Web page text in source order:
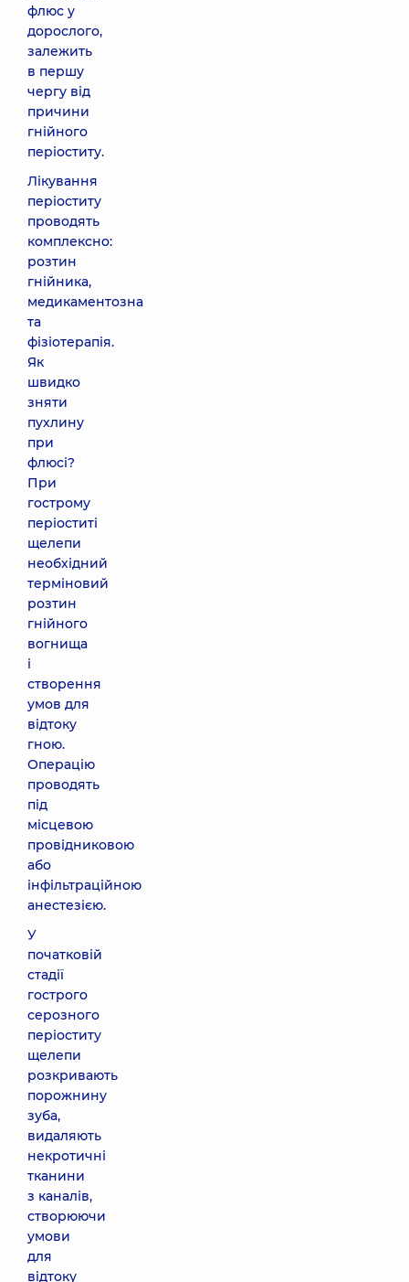
флюс у
дорослого,
залежить
в першу
чергу від
причини
гнійного
періоститу.
Лікування
періоститу
проводять
комплексно:
розтин
гнійника,
медикаментозна
та
фізіотерапія.
Як
швидко
зняти
пухлину
при
флюсі?
При
гострому
періоститі
щелепи
необхідний
терміновий
розтин
гнійного
вогнища
і
створення
умов для
відтоку
гною.
Операцію
проводять
під
місцевою
провідниковою
або
інфільтраційною
анестезією.
У
початковій
стадії
гострого
серозного
періоститу
щелепи
розкривають
порожнину
зуба,
видаляють
некротичні
тканини
з каналів,
створюючи
умови
для
відтоку